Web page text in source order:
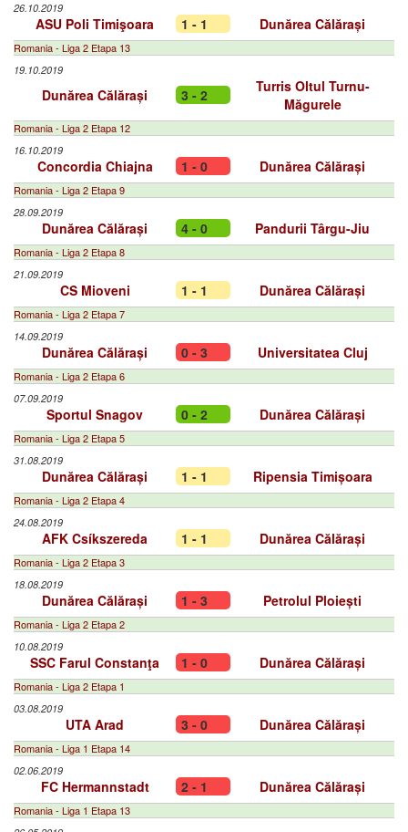
26.10.2019
ASU Poli Timişoara 1 - 1 Dunărea Călărași
Romania - Liga 2 Etapa 13
19.10.2019
Dunărea Călărași 3 - 2
Turris Oltul Turnu-
Măgurele
Romania - Liga 2 Etapa 12
16.10.2019
Concordia Chiajna 1 - 0 Dunărea Călărași
Romania - Liga 2 Etapa 9
28.09.2019
Dunărea Călărași 4 - 0 Pandurii Târgu-Jiu
Romania - Liga 2 Etapa 8
21.09.2019
CS Mioveni 1 - 1 Dunărea Călărași
Romania - Liga 2 Etapa 7
14.09.2019
Dunărea Călărași 0 - 3 Universitatea Cluj
Romania - Liga 2 Etapa 6
07.09.2019
Sportul Snagov 0 - 2 Dunărea Călărași
Romania - Liga 2 Etapa 5
31.08.2019
Dunărea Călărași 1 - 1 Ripensia Timișoara
Romania - Liga 2 Etapa 4
24.08.2019
AFK Csíkszereda 1 - 1 Dunărea Călărași
Romania - Liga 2 Etapa 3
18.08.2019
Dunărea Călărași 1 - 3 Petrolul Ploiești
Romania - Liga 2 Etapa 2
10.08.2019
SSC Farul Constanţa 1 - 0 Dunărea Călărași
Romania - Liga 2 Etapa 1
03.08.2019
UTA Arad 3 - 0 Dunărea Călărași
Romania - Liga 1 Etapa 14
02.06.2019
FC Hermannstadt 2 - 1 Dunărea Călărași
Romania - Liga 1 Etapa 13